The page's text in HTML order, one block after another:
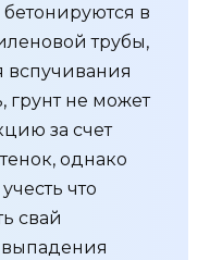
в
трубы,
вспучивания
грунт не может
за счет
однако
что
свай
выпадения